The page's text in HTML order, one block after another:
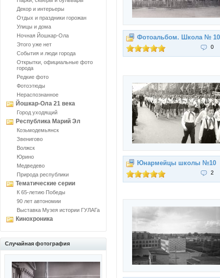
Декор и интерьеры
Отдых и праздники горожан
Улицы и дома
Ночная Йошкар-Ола
Этого уже нет
События и люди города
Открытки, официальные фото
города
Редкие фото
Фотоэтюды
Нераспознанное
Йошкар-Ола 21 века
Город уходящий
Республика Марий Эл
Козьмодемьянск
Звенигово
Волжск
Юрино
Медведево
Природа республики
Тематические серии
К 65-летию Победы
90 лет автономии
Выставка Музея истории ГУЛАГа
Кинохроника
Случайная фотография
Фотоальбом. Школа № 10
0
Юнармейцы школы №10
2